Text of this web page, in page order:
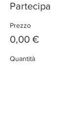
Partecipa
Prezzo
0,00 €
Quantità